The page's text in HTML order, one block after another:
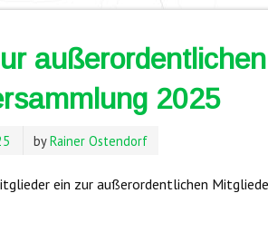
außerordentlichen
2025
byRainer Ostendorf
ein zur außerordentlichen